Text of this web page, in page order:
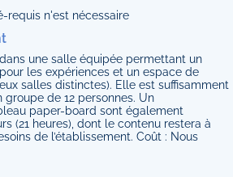
requis n'est nécessaire
une salle équipée permettant un
les expériences et un espace de
salles distinctes). Elle est suffisamment
de 12 personnes. Un
paper-board sont également
(21 heures), dont le contenu restera à
de l’établissement. Coût : Nous